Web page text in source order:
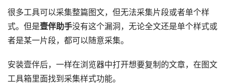
很多工具可以采集整篇图文，但无法采集片段或者单个样
式。但是壹伴助手没有这个漏洞，无论全文还是单个样式或
者是某一片段，都可以随意采集。
安装壹伴后，一样在浏览器中打开想要复制的文章，在图文
工具箱里面找到采集样式功能。